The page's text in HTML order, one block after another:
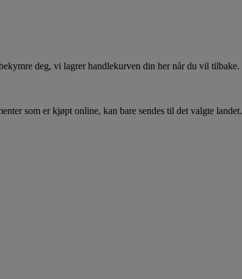
deg, vi lagrer handlekurven din her når du vil tilbake.
som er kjøpt online, kan bare sendes til det valgte landet.